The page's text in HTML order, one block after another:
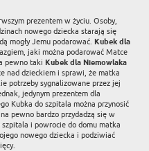
prezentem w życiu. Osoby,
nowego dziecka starają się
mogły Jemu podarować. Kubek dla
jaki można podarować Matce
pewno taki Kubek dla Niemowlaka
nad dzieckiem i sprawi, że matka
potrzeby sygnalizowane przez jej
jedynym prezentem dla
Kubka do szpitala można przynosić
pewno bardzo przydadzą się w
i powrocie do domu matka
nowego dziecka i podziwiać